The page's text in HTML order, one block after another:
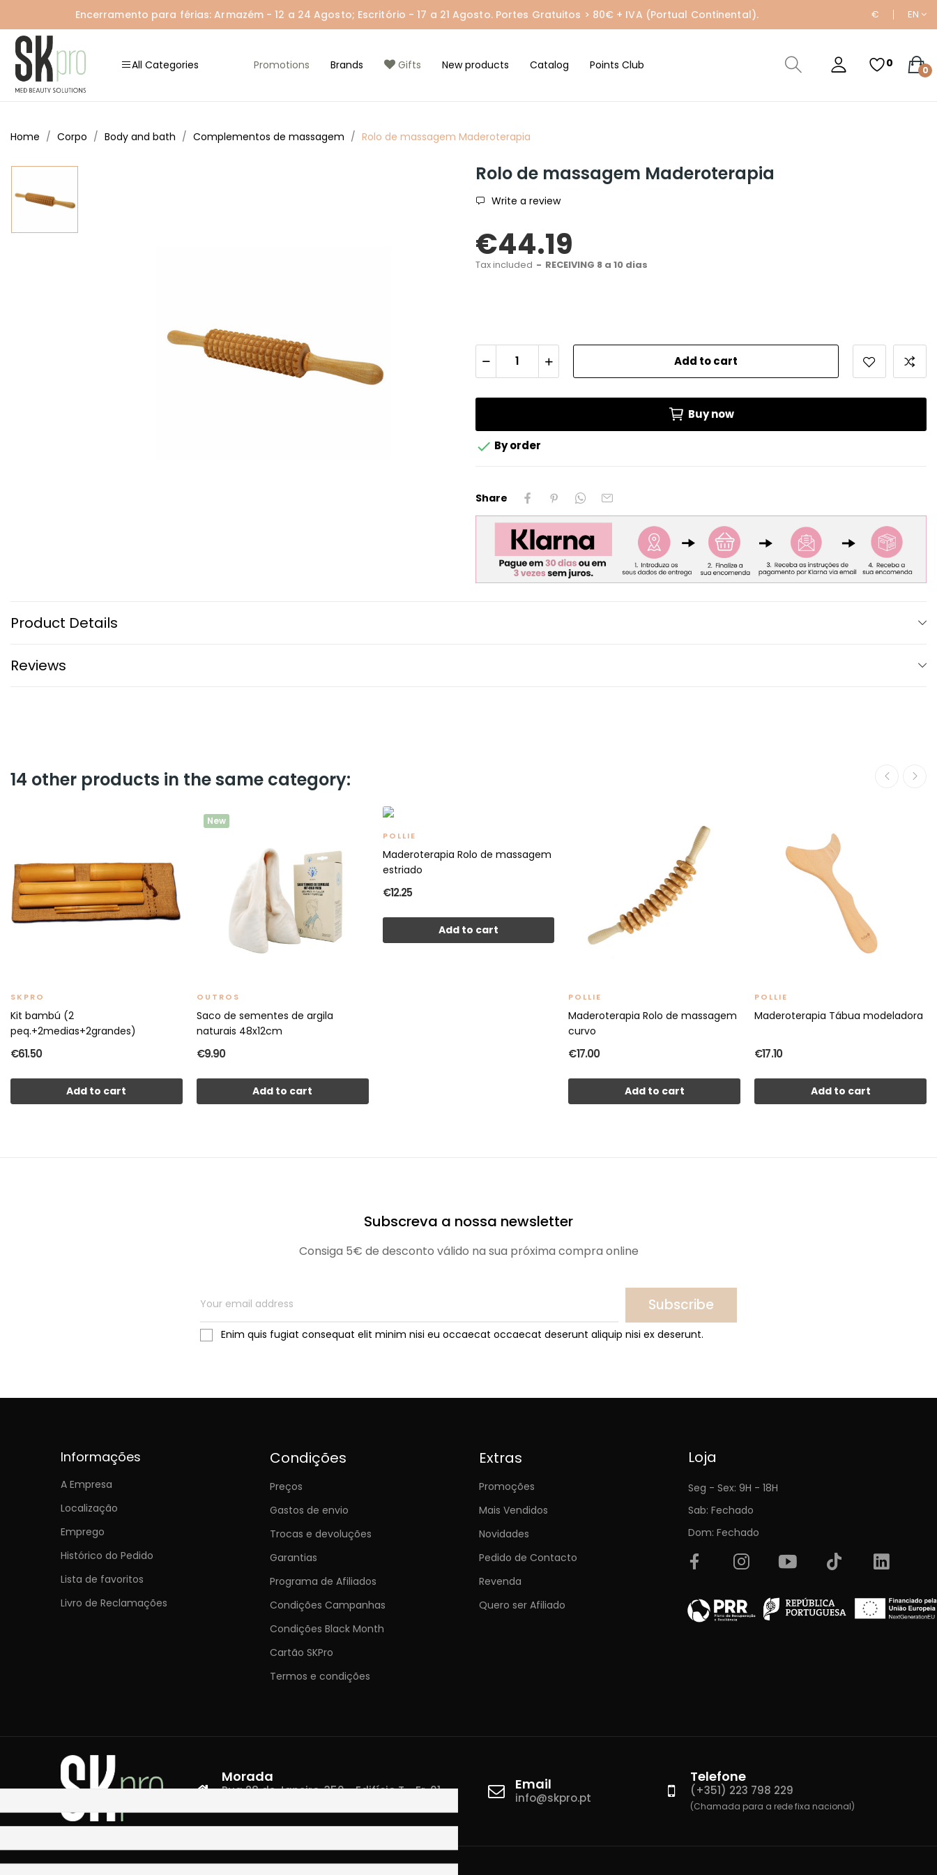
Encerramento para férias: Armazém - 12 a 24 Agosto; Escritório - 17 a 21 Agosto. Portes Gratuitos > 80€ + IVA (Portual Continental). € EN
All Categories Promotions Brands Gifts New products Catalog Points Club 0
0
Home Corpo Body and bath Complementos de massagem Rolo de massagem Maderoterapia
Rolo de massagem Maderoterapia
Write a review
€44.19
Tax included RECEIVING 8 a 10 dias
Add to cart
Buy now
 By order
Share
Product Details
Reviews
14 other products in the same category:
SKPRO
Kit bambú (2
peq.+2medias+2grandes)
€61.50
Add to cart
New
OUTROS
Saco de sementes de argila
naturais 48x12cm
€9.90
Add to cart
POLLIE
Maderoterapia Rolo de massagem
estriado
€12.25
Add to cart
POLLIE
Maderoterapia Rolo de massagem
curvo
€17.00
Add to cart
POLLIE
Maderoterapia Tábua modeladora
€17.10
Add to cart
Subscreva a nossa newsletter
Consiga 5€ de desconto válido na sua próxima compra online
Subscribe
Enim quis fugiat consequat elit minim nisi eu occaecat occaecat deserunt aliquip nisi ex deserunt.
Informações
A Empresa
Localização
Emprego
Histórico do Pedido
Lista de favoritos
Livro de Reclamações
Condições
Preços
Gastos de envio
Trocas e devoluções
Garantias
Programa de Afiliados
Condições Campanhas
Condições Black Month
Cartão SKPro
Termos e condições
Extras
Promoções
Mais Vendidos
Novidades
Pedido de Contacto
Revenda
Quero ser Afiliado
Loja
Seg - Sex: 9H - 18H
Sab: Fechado
Dom: Fechado
Morada
Rua 28 de Janeiro, 350 - Edifício T - Fr. 01
Email
info@skpro.pt
Telefone
(+351) 223 798 229
(Chamada para a rede fixa nacional)